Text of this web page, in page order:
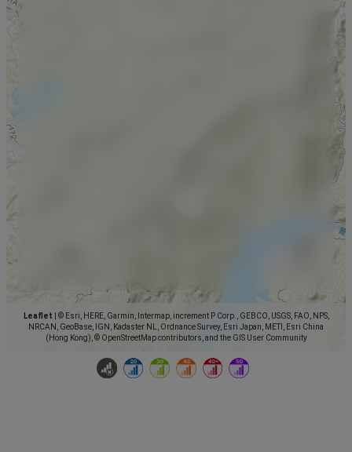
Leaflet
© Esri, HERE, Garmin, Intermap, increment P Corp., GEBCO, USGS, FAO, NPS,
NRCAN, GeoBase, IGN, Kadaster NL, Ordnance Survey, Esri Japan, METI, Esri China
(Hong Kong), © OpenStreetMap contributors, and the GIS User Community